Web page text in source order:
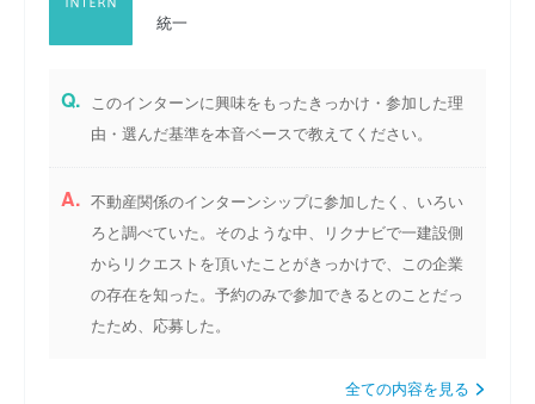
統一
Q. このインターンに興味をもったきっかけ・参加した理
由・選んだ基準を本音ベースで教えてください。
A. 不動産関係のインターンシップに参加したく、いろい
ろと調べていた。そのような中、リクナビで一建設側
からリクエストを頂いたことがきっかけで、この企業
の存在を知った。予約のみで参加できるとのことだっ
たため、応募した。
全ての内容を見る